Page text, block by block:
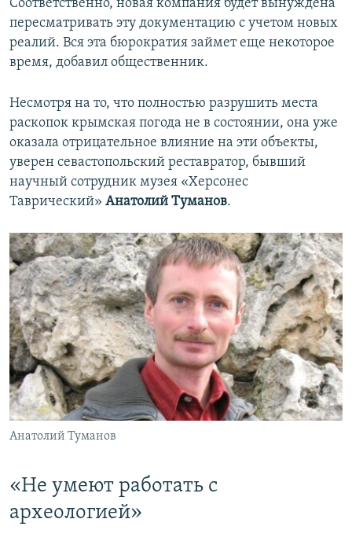
Соответственно, новая компания будет вынуждена
пересматривать эту документацию с учетом новых
реалий. Вся эта бюрократия займет еще некоторое
время, добавил общественник.
Несмотря на то, что полностью разрушить места
раскопок крымская погода не в состоянии, она уже
оказала отрицательное влияние на эти объекты,
уверен севастопольский реставратор, бывший
научный сотрудник музея «Херсонес
Таврический» Анатолий Туманов.
Анатолий Туманов
«Не умеют работать с
археологией»